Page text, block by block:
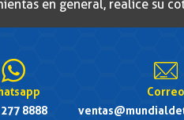
en general, realice su
8888
Correo